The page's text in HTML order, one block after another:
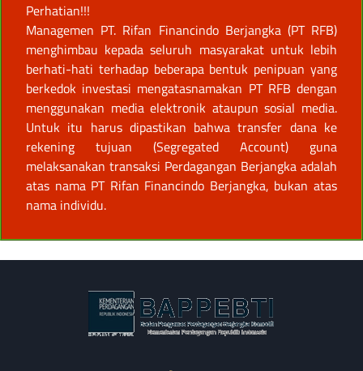
Perhatian!!!
Managemen PT. Rifan Financindo Berjangka (PT RFB)
menghimbau kepada seluruh masyarakat untuk lebih
berhati-hati terhadap beberapa bentuk penipuan yang
berkedok investasi mengatasnamakan PT RFB dengan
menggunakan media elektronik ataupun sosial media.
Untuk itu harus dipastikan bahwa transfer dana ke
rekening tujuan (Segregated Account) guna
melaksanakan transaksi Perdagangan Berjangka adalah
atas nama PT Rifan Financindo Berjangka, bukan atas
nama individu.